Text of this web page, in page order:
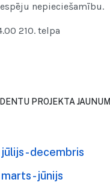
nepieciešamību.
210. telpa
PROJEKTA JAUNUMI
- decembris
- jūnijs